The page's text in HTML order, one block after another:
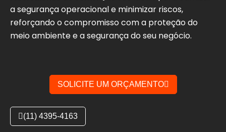
a segurança operacional e minimizar riscos,
reforçando o compromisso com a proteção do
meio ambiente e a segurança do seu negócio.
SOLICITE UM ORÇAMENTO
(11) 4395-4163